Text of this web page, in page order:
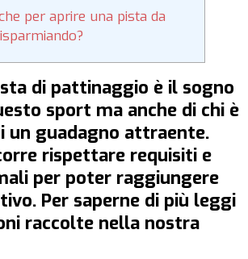
per aprire una pista da
di pattinaggio è il sogno
sport ma anche di chi è
un guadagno attraente.
rispettare requisiti e
per poter raggiungere
Per saperne di più leggi
raccolte nella nostra